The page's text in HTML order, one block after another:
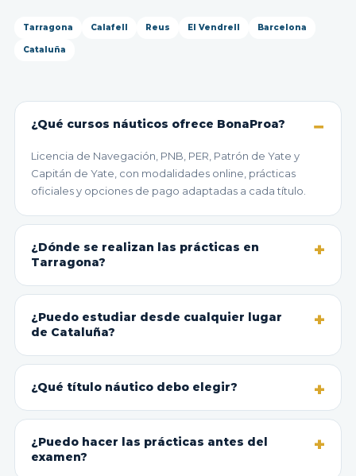
Tarragona Calafell Reus El Vendrell Barcelona
Cataluña
¿Qué cursos náuticos ofrece BonaProa?
Licencia de Navegación, PNB, PER, Patrón de Yate y
Capitán de Yate, con modalidades online, prácticas
oficiales y opciones de pago adaptadas a cada título.
¿Dónde se realizan las prácticas en
Tarragona?
¿Puedo estudiar desde cualquier lugar
de Cataluña?
¿Qué título náutico debo elegir?
¿Puedo hacer las prácticas antes del
examen?